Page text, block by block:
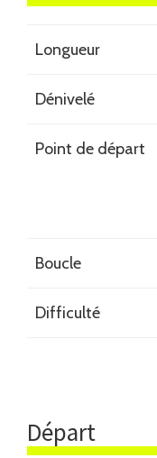
Longueur
Dénivelé
Point de départ
Boucle
Difficulté
Départ